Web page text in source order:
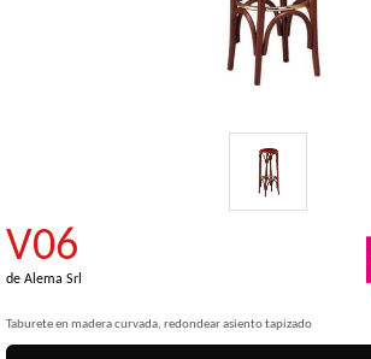
V06
de Alema Srl
Taburete en madera curvada, redondear asiento tapizado